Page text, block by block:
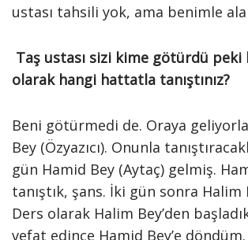
ustası tahsili yok, ama benimle
Taş ustası sizi kime götürdü peki
olarak hangi hattatla tanıştınız?
Beni götürmedi de. Oraya
Bey (Özyazıcı). Onunla
gün Hamid Bey (Aytaç) gelmiş.
tanıştık, şans. İki gün sonra Halim
Ders olarak Halim Bey’den
vefat edince Hamid Bey’e döndüm.